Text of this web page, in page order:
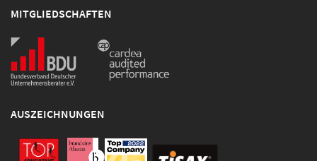
MITGLIEDSCHAFTEN
AUSZEICHNUNGEN